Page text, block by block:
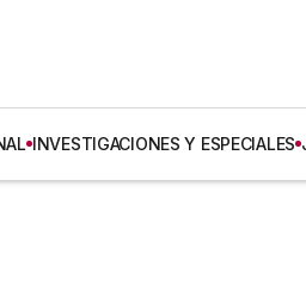
INVESTIGACIONES Y ESPECIALES